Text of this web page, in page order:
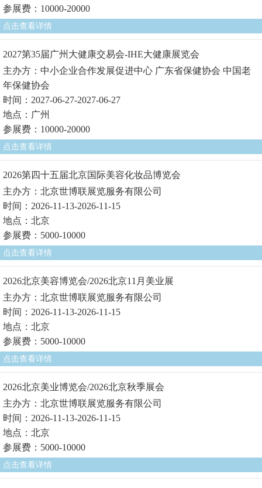
参展费：10000-20000
点击查看详情
2027第35届广州大健康交易会-IHE大健康展览会
主办方：中小企业合作发展促进中心 广东省保健协会 中国老
年保健协会
时间：2027-06-27-2027-06-27
地点：广州
参展费：10000-20000
点击查看详情
2026第四十五届北京国际美容化妆品博览会
主办方：北京世博联展览服务有限公司
时间：2026-11-13-2026-11-15
地点：北京
参展费：5000-10000
点击查看详情
2026北京美容博览会/2026北京11月美业展
主办方：北京世博联展览服务有限公司
时间：2026-11-13-2026-11-15
地点：北京
参展费：5000-10000
点击查看详情
2026北京美业博览会/2026北京秋季展会
主办方：北京世博联展览服务有限公司
时间：2026-11-13-2026-11-15
地点：北京
参展费：5000-10000
点击查看详情